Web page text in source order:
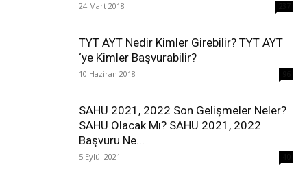
24 Mart 2018
TYT AYT Nedir Kimler Girebilir? TYT AYT
‘ye Kimler Başvurabilir?
10 Haziran 2018
SAHU 2021, 2022 Son Gelişmeler Neler?
SAHU Olacak Mı? SAHU 2021, 2022
Başvuru Ne...
5 Eylül 2021